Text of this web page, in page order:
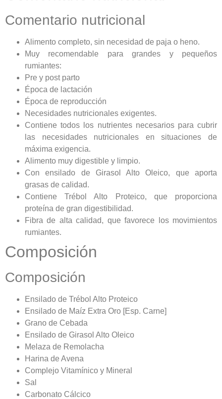
Comentario nutricional
Alimento completo, sin necesidad de paja o heno.
Muy recomendable para grandes y pequeños
rumiantes:
Pre y post parto
Época de lactación
Época de reproducción
Necesidades nutricionales exigentes.
Contiene todos los nutrientes necesarios para cubrir
las necesidades nutricionales en situaciones de
máxima exigencia.
Alimento muy digestible y limpio.
Con ensilado de Girasol Alto Oleico, que aporta
grasas de calidad.
Contiene Trébol Alto Proteico, que proporciona
proteína de gran digestibilidad.
Fibra de alta calidad, que favorece los movimientos
rumiantes.
Composición
Composición
Ensilado de Trébol Alto Proteico
Ensilado de Maíz Extra Oro [Esp. Carne]
Grano de Cebada
Ensilado de Girasol Alto Oleico
Melaza de Remolacha
Harina de Avena
Complejo Vitamínico y Mineral
Sal
Carbonato Cálcico